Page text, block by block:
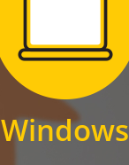
Windows
Zum Download
für Windows